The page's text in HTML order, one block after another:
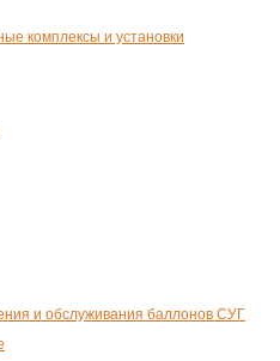
комплексы и установки
и обслуживания баллонов СУГ